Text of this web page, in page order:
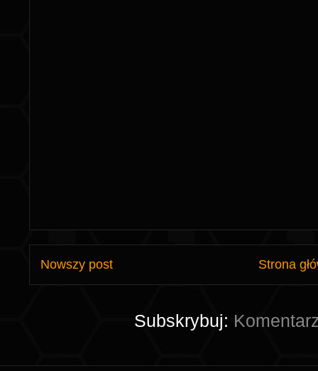
Nowszy post Strona
Subskrybuj: